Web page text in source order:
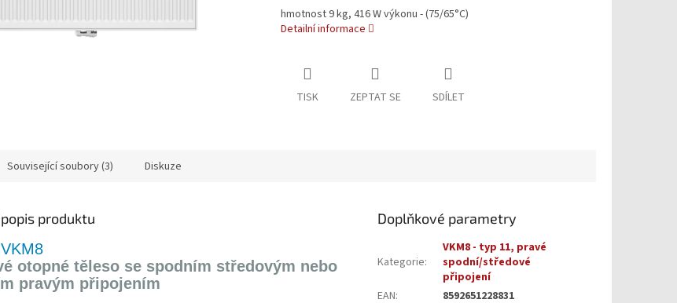
hmotnost 9 kg, 416 W výkonu - (75/65°C)
Detailní informace
TISK ZEPTAT SE SDÍLET
Související soubory (3) Diskuze
produktu
otopné těleso se spodním středovým nebo
pravým připojením
Doplňkové parametry
Kategorie:
VKM8 - typ 11, pravé
spodní/středové
připojení
EAN: 8592651228831